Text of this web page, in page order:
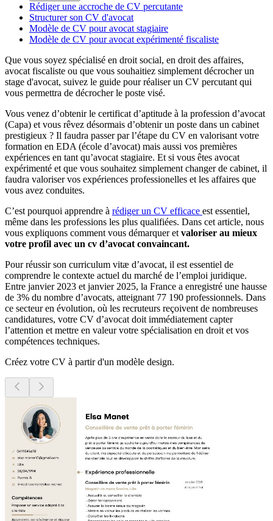
Rédiger une accroche de CV percutante
Structurer son CV d'avocat
Modèle de CV pour avocat stagiaire
Modèle de CV pour avocat expérimenté fiscaliste
Que vous soyez spécialisé en droit social, en droit des affaires,
avocat fiscaliste ou que vous souhaitiez simplement décrocher un
stage d'avocat, suivez le guide pour réaliser un CV percutant qui
vous permettra de décrocher le poste visé.
Vous venez d’obtenir le certificat d’aptitude à la profession d’avocat
(Capa) et vous rêvez désormais d’obtenir un poste dans un cabinet
prestigieux ? Il faudra passer par l’étape du CV en valorisant votre
formation en EDA (école d’avocat) mais aussi vos premières
expériences en tant qu’avocat stagiaire. Et si vous êtes avocat
expérimenté et que vous souhaitez simplement changer de cabinet, il
faudra valoriser vos expériences professionelles et les affaires que
vous avez conduites.
C’est pourquoi apprendre à rédiger un CV efficace est essentiel,
même dans les professions les plus qualifiées. Dans cet article, nous
vous expliquons comment vous démarquer et valoriser au mieux
votre profil avec un cv d’avocat convaincant.
Pour réussir son curriculum vitæ d’avocat, il est essentiel de
comprendre le contexte actuel du marché de l’emploi juridique.
Entre janvier 2023 et janvier 2025, la France a enregistré une hausse
de 3% du nombre d’avocats, atteignant 77 190 professionnels. Dans
ce secteur en évolution, où les recruteurs reçoivent de nombreuses
candidatures, votre CV d’avocat doit immédiatement capter
l’attention et mettre en valeur votre spécialisation en droit et vos
compétences techniques.
Créez votre CV à partir d'un modèle design.